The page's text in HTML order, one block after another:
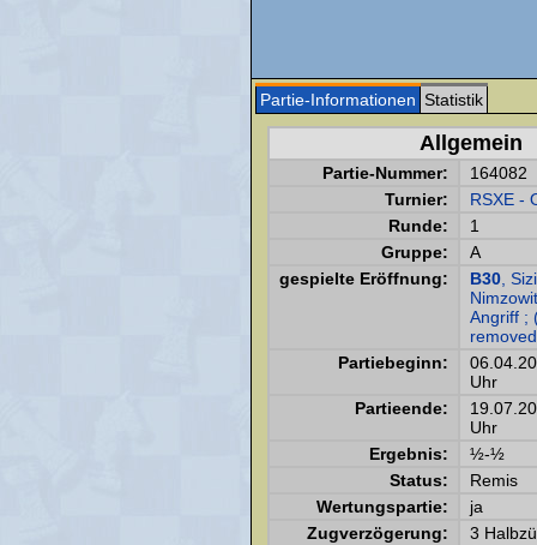
Partie-Informationen Statistik
Allgemein
Partie-Nummer:
164082
Turnier:
RSXE -
Runde:
1
Gruppe:
A
gespielte Eröffnung:
B30 ,
Angriff ;
removed
Partiebeginn:
Uhr
Partieende:
Uhr
Ergebnis:
½-½
Status:
Remis
Wertungspartie:
ja
Zugverzögerung:
3